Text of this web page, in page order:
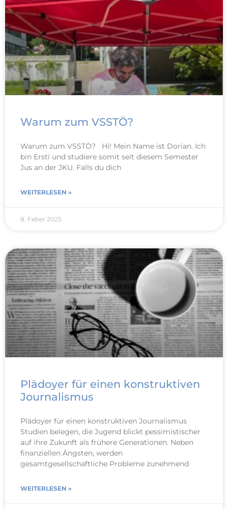
Warum zum VSSTÖ?
Warum zum VSSTÖ? Hi! Mein Name ist Dorian. Ich
bin Ersti und studiere somit seit diesem Semester
Jus an der JKU. Falls du dich
WEITERLESEN »
8. Feber 2025
Plädoyer für einen konstruktiven
Journalismus
Plädoyer für einen konstruktiven Journalismus
Studien belegen, die Jugend blickt pessimistischer
auf ihre Zukunft als frühere Generationen. Neben
finanziellen Ängsten, werden
gesamtgesellschaftliche Probleme zunehmend
WEITERLESEN »